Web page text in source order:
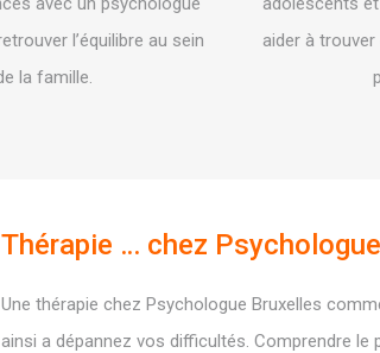
l’équilibre au sein
la famille.
aider à
Thérapie … chez
Une thérapie chez Psychologue Bruxelles
ainsi a dépannez vos difficultés. Comprendre